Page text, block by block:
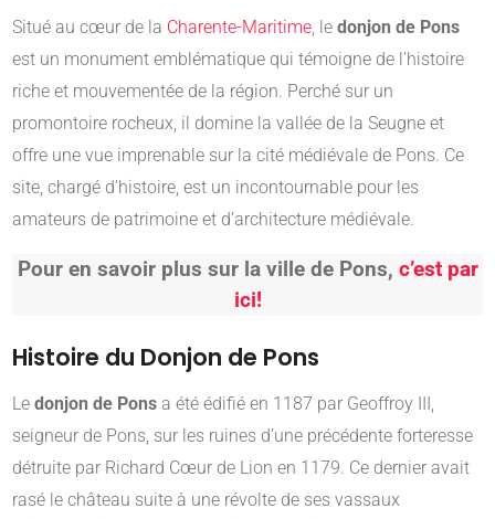
Situé au cœur de la Charente-Maritime , le donjon de Pons
est un monument emblématique qui témoigne de l’histoire
riche et mouvementée de la région. Perché sur un
promontoire rocheux, il domine la vallée de la Seugne et
offre une vue imprenable sur la cité médiévale de Pons. Ce
site, chargé d’histoire, est un incontournable pour les
amateurs de patrimoine et d’architecture médiévale.
Pour en savoir plus sur la ville de Pons, c’est par
ici!​
Histoire du Donjon de Pons
Le donjon de Pons a été édifié en 1187 par Geoffroy III,
seigneur de Pons, sur les ruines d’une précédente forteresse
détruite par Richard Cœur de Lion en 1179. Ce dernier avait
rasé le château suite à une révolte de ses vassaux